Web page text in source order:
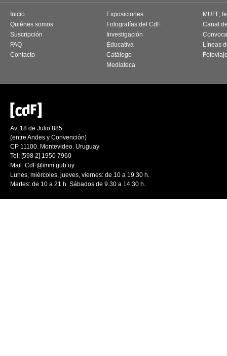
Inicio
Quiénes somos
Suscripción
FAQ
Contacto
Exposiciones
Fotografías del CdF
Investigación
Educativa
Catálogo
Mediateca
MUFF,
Canal
Líneas
Av. 18 de Julio 885
(entre Andes y Convención)
CP 11100. Montevideo. Uruguay
Tel: [598 2] 1950 7960
Mail: CdF@imm.gub.uy
Lunes, miércoles, jueves, viernes: de 10 a 19.30 h.
Martes: de 10 a 21 h. Sábados de 9.30 a 14.30 h.